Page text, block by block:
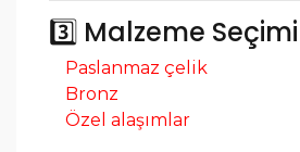
3️⃣ Malzeme Seçimi
Paslanmaz çelik
Bronz
Özel alaşımlar